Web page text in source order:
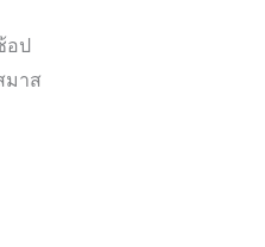
ป
มาส